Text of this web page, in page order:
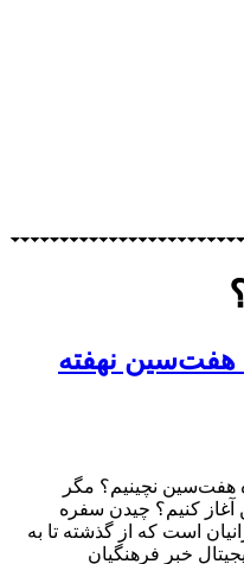
هفت‌سین نهفته
هفت‌سین نچینیم؟ مگر
کنیم؟ چیدن سفره
است که از گذشته تا به
خبر فرهنگیان